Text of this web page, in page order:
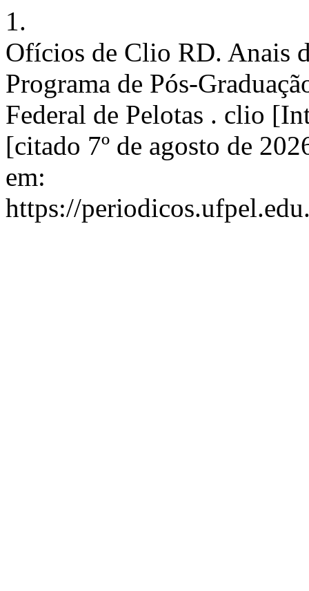
1.
Ofícios de Clio RD. Anais
Programa de Pós-
Federal de Pelotas . clio
[citado 7º de agosto de
em:
https://